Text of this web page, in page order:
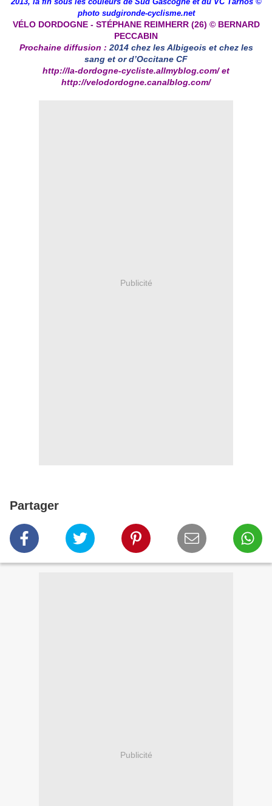
photo sudgironde-cyclisme.net
VÉLO DORDOGNE - STÉPHANE REIMHERR (26) © BERNARD
PECCABIN
Prochaine diffusion : 2014 chez les Albigeois et chez les
sang et or d’Occitane CF
http://la-dordogne-cycliste.allmyblog.com/et
http://velodordogne.canalblog.com/
Publicité
Partager
Publicité